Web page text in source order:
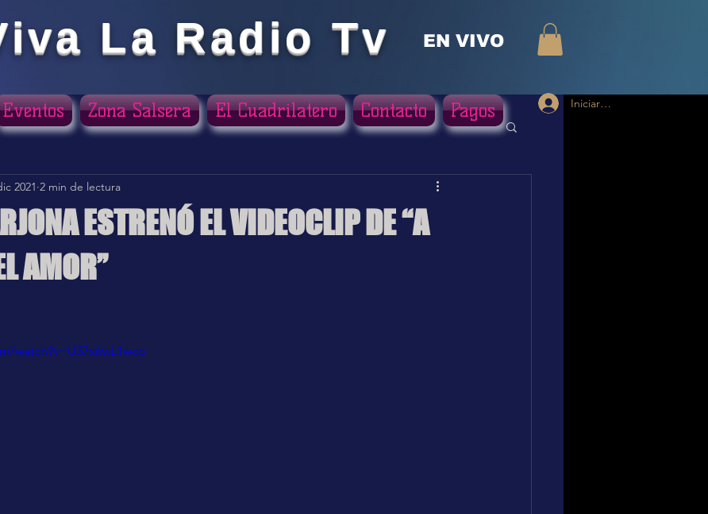
La Radio Tv EN VIVO
Iniciar sesión
ESTRENÓ EL VIDEOCLIP DE “A
AMOR”
2021 2 min de lectura
watch?v=U37x6wL1wco
Eventos Zona Salsera El Cuadrilatero Contacto Pagos